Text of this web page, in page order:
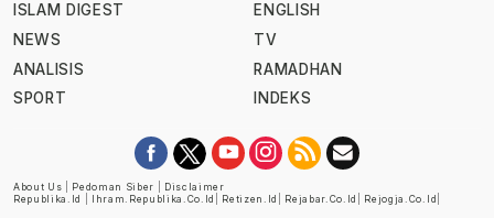
ISLAM DIGEST
NEWS
ANALISIS
SPORT
ENGLISH
TV
RAMADHAN
INDEKS
About Us Pedoman Siber
Disclaimer
Republika.id
Ihram.republika.co.id Retizen.id Rejabar.co.id Rejogja.co.id